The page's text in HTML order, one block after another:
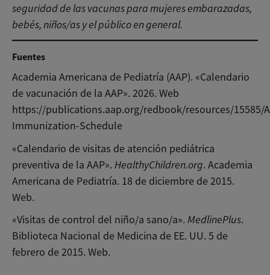
seguridad de las vacunas para mujeres embarazadas,
bebés, niños/as y el público en general.
Fuentes
Academia Americana de Pediatría (AAP). «Calendario
de vacunación de la AAP». 2026. Web
https://publications.aap.org/redbook/resources/15585/
Immunization-Schedule
«Calendario de visitas de atención pediátrica
preventiva de la AAP». HealthyChildren.org. Academia
Americana de Pediatría. 18 de diciembre de 2015.
Web.
«Visitas de control del niño/a sano/a». MedlinePlus.
Biblioteca Nacional de Medicina de EE. UU. 5 de
febrero de 2015. Web.